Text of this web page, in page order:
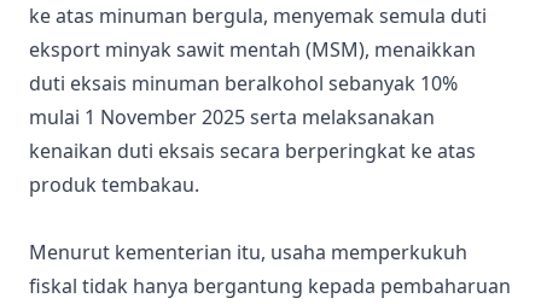
ke atas minuman bergula, menyemak semula duti
eksport minyak sawit mentah (MSM), menaikkan
duti eksais minuman beralkohol sebanyak 10%
mulai 1 November 2025 serta melaksanakan
kenaikan duti eksais secara berperingkat ke atas
produk tembakau.
Menurut kementerian itu, usaha memperkukuh
fiskal tidak hanya bergantung kepada pembaharuan